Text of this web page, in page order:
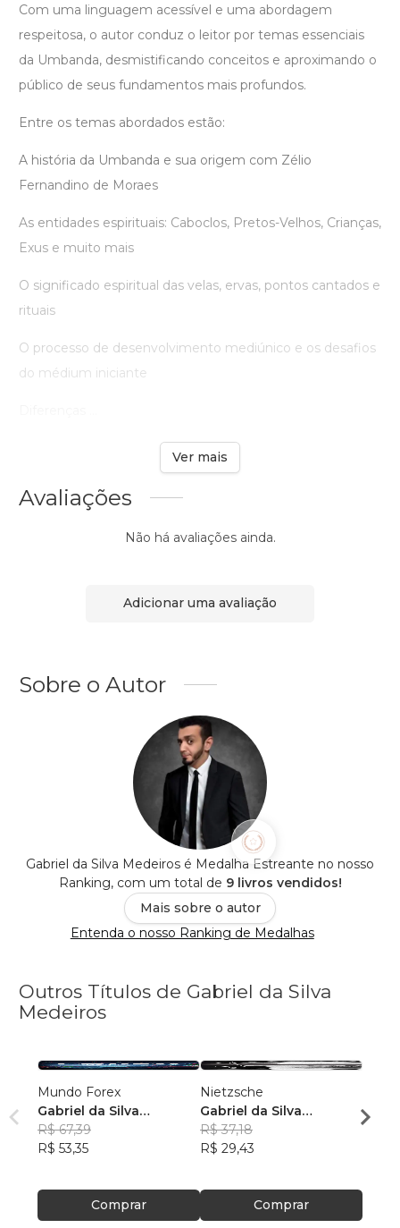
Com uma linguagem acessível e uma abordagem
respeitosa, o autor conduz o leitor por temas essenciais
da Umbanda, desmistificando conceitos e aproximando o
público de seus fundamentos mais profundos.
Entre os temas abordados estão:
A história da Umbanda e sua origem com Zélio
Fernandino de Moraes
As entidades espirituais: Caboclos, Pretos-Velhos, Crianças,
Exus e muito mais
O significado espiritual das velas, ervas, pontos cantados e
rituais
O processo de desenvolvimento mediúnico e os desafios
do médium iniciante
Ver mais
Avaliações
Não há avaliações ainda.
Adicionar uma avaliação
Sobre o Autor
Gabriel da Silva Medeiros é Medalha Estreante no nosso
Ranking, com um total de 9 livros vendidos!
Mais sobre o autor
Entenda o nosso Ranking de Medalhas
Outros Títulos de Gabriel da Silva
Medeiros
Mundo Forex
Gabriel da Silva
Medeiros
R$ 67,39
R$ 53,35
Comprar
Nietzsche
Gabriel da Silva
Medeiros
R$ 37,18
R$ 29,43
Comprar
R$